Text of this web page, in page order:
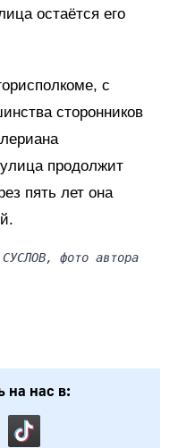
остаётся его
с
сторонников
продолжит
пять лет она
СУСЛОВ, фото автора
на нас в: